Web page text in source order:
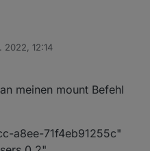
page:
für die einzelnen
2022, 12:14
meinen mount Befehl
a8ee-71f4eb91255c"